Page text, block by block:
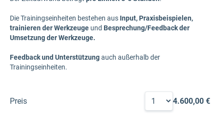
Die Trainingseinheiten bestehen aus Input, Praxisbeispielen,
trainieren der Werkzeuge und Besprechung/Feedback der
Umsetzung der Werkzeuge.
Feedback und Unterstützungauch außerhalb der
Trainingseinheiten.
Preis 4.600,00 €